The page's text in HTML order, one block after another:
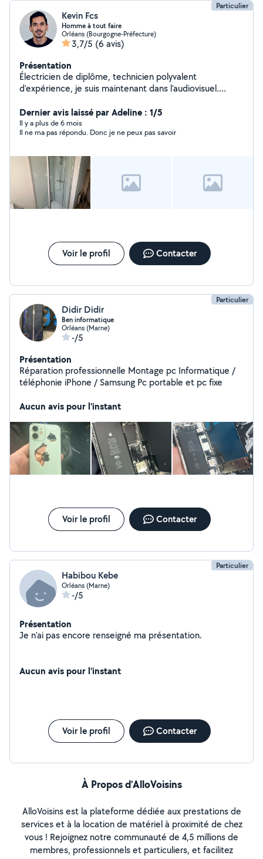
Particulier
Kevin Fcs
Homme à tout faire
Orléans (Bourgogne-Préfecture)
3,7/5 (6 avis)
Présentation
Électricien de diplôme, technicien polyvalent
d'expérience, je suis maintenant dans l'audiovisuel.
également dans le montage de meubles IKEA pour le
relogement des Ukrainiens J'aime la perfection dans un
travail
Dernier avis laissé par Adeline : 1/5
Il y a plus de 6 mois
Il ne ma pas répondu. Donc je ne peux pas savoir
Voir le profil Contacter
Particulier
Didir Didir
Ben informatique
Orléans (Marne)
-/5
Présentation
Réparation professionnelle Montage pc Informatique /
téléphonie iPhone / Samsung Pc portable et pc fixe
Aucun avis pour l'instant
Voir le profil Contacter
Particulier
Habibou Kebe
Orléans (Marne)
-/5
Présentation
Je n'ai pas encore renseigné ma présentation.
Aucun avis pour l'instant
Voir le profil Contacter
À Propos d’AlloVoisins
AlloVoisins est la plateforme dédiée aux prestations de
services et à la location de matériel à proximité de chez
vous ! Rejoignez notre communauté de 4,5 millions de
membres, professionnels et particuliers, et facilitez